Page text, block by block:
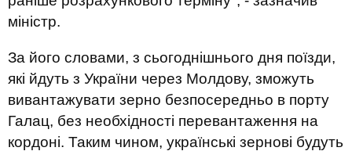
міністр.
За його словами, з сьогоднішнього дня поїзди,
які йдуть з України через Молдову, зможуть
вивантажувати зерно безпосередньо в порту
Галац, без необхідності перевантаження на
кордоні. Таким чином, українські зернові будуть